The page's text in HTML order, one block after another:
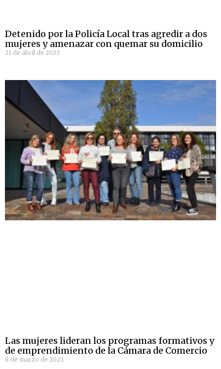
Detenido por la Policía Local tras agredir a dos
mujeres y amenazar con quemar su domicilio
21 de abril de 2023
Las mujeres lideran los programas formativos y
de emprendimiento de la Cámara de Comercio
8 de marzo de 2023